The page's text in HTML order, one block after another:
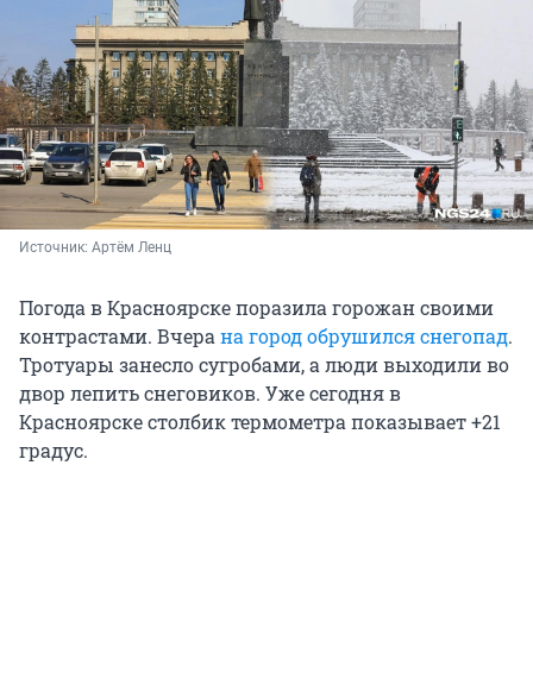
Источник: Артём Ленц
Погода в Красноярске поразила горожан своими
контрастами. Вчера на город обрушился снегопад.
Тротуары занесло сугробами, а люди выходили во
двор лепить снеговиков. Уже сегодня в
Красноярске столбик термометра показывает +21
градус.